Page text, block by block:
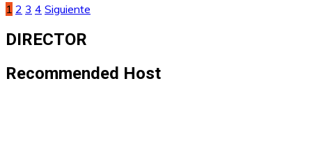
Paginación
de
entradas
1 2 3 4 Siguiente
DIRECTOR
Recommended Host